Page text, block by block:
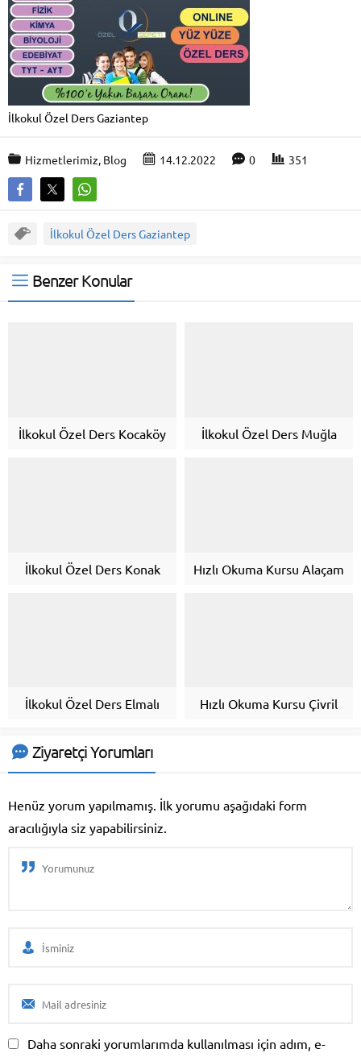
İlkokul Özel Ders Gaziantep
Hizmetlerimiz, Blog 14.12.2022 0 351
İlkokul Özel Ders Gaziantep
Benzer Konular
İlkokul Özel Ders Kocaköy İlkokul Özel Ders Muğla
İlkokul Özel Ders Konak Hızlı Okuma Kursu Alaçam
İlkokul Özel Ders Elmalı Hızlı Okuma Kursu Çivril
Ziyaretçi Yorumları
Henüz yorum yapılmamış. İlk yorumu aşağıdaki form
aracılığıyla siz yapabilirsiniz.
Daha sonraki yorumlarımda kullanılması için adım, e-